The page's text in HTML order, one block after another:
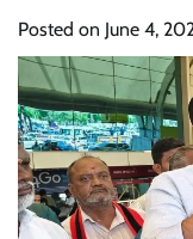
Posted on June 4,